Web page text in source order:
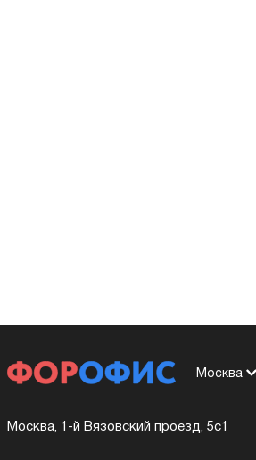
Москва
Москва, 1-й Вязовский проезд, 5с1